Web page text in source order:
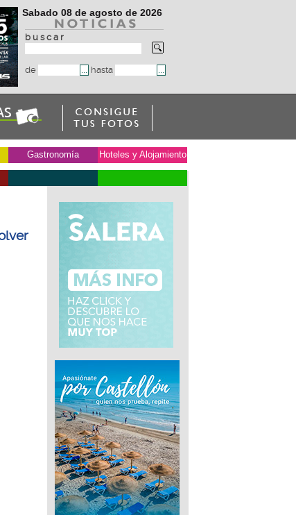
Sabado 08 de agosto de 2026
b u s c a r
de hasta
Gastronomía Hoteles y Alojamiento